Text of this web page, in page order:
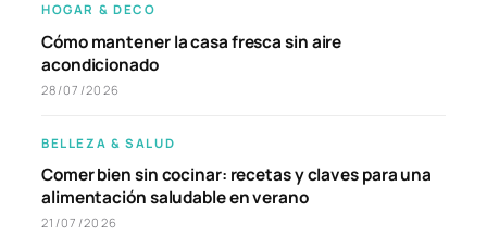
HOGAR & DECO
Cómo mantener la casa fresca sin aire
acondicionado
28/07/2026
BELLEZA & SALUD
Comer bien sin cocinar: recetas y claves para una
alimentación saludable en verano
21/07/2026